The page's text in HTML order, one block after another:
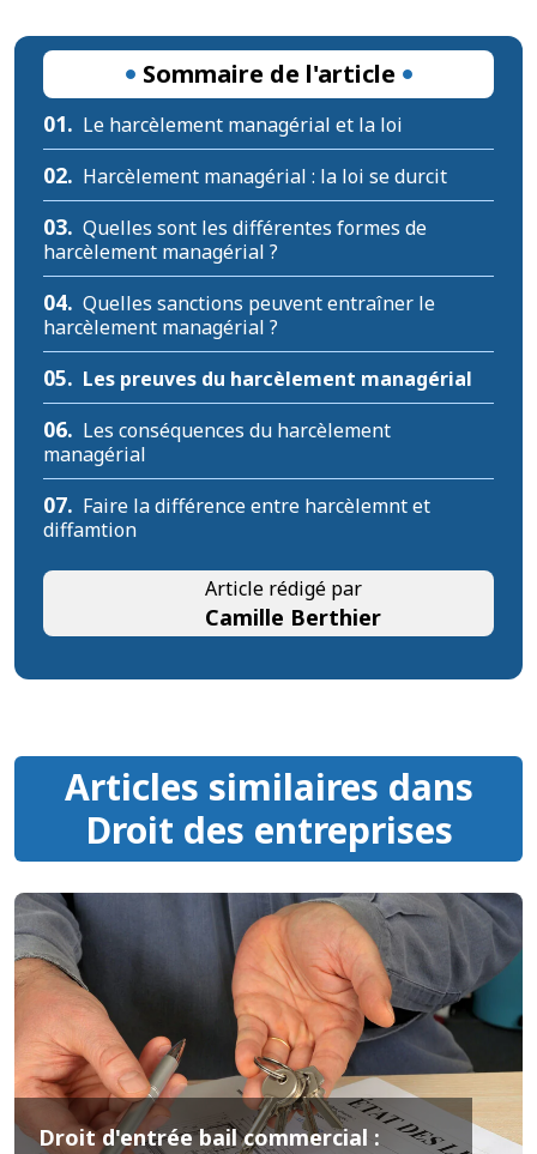
Sommaire de l'article
01. Le harcèlement managérial et la loi
02. Harcèlement managérial : la loi se durcit
03. Quelles sont les différentes formes de
harcèlement managérial ?
04. Quelles sanctions peuvent entraîner le
harcèlement managérial ?
05. Les preuves du harcèlement managérial
06. Les conséquences du harcèlement
managérial
07. Faire la différence entre harcèlemnt et
diffamtion
Article rédigé par
Camille Berthier
Articles similaires dans
Droit des entreprises
Droit d'entrée bail commercial :